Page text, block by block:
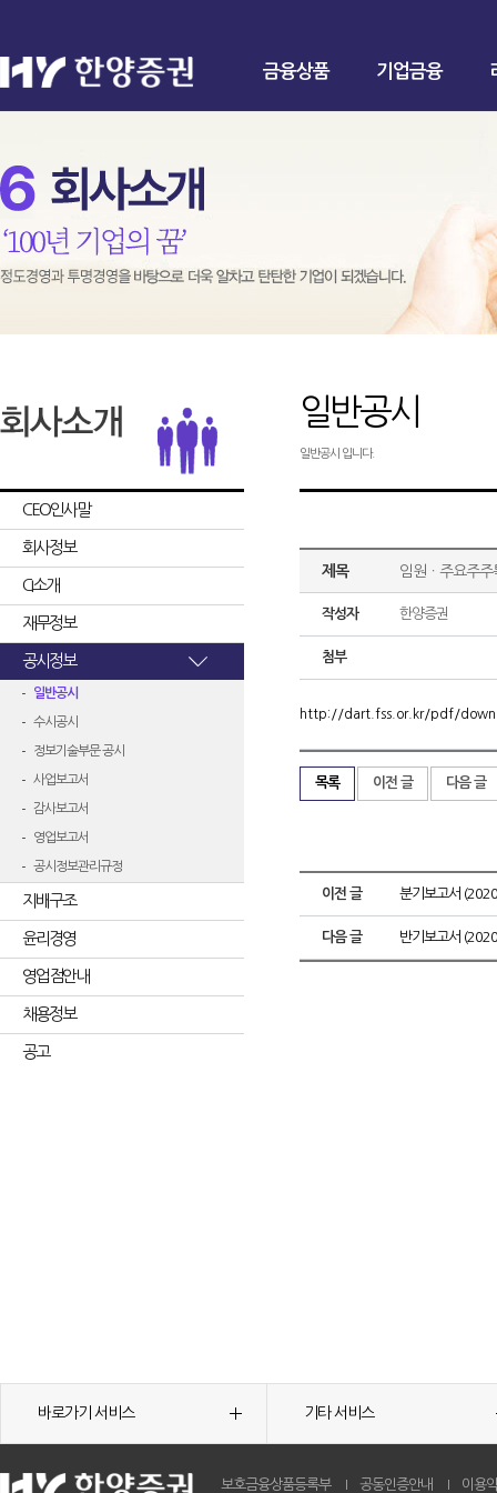
금융상품 기업금융
CEO인사말
회사정보
CI소개
재무정보
공시정보
일반공시
수시공시
정보기술부문 공시
사업보고서
감사보고서
영업보고서
공시정보관리규정
지배구조
윤리경영
영업점안내
채용정보
공고
일반공시
일반공시 입니다.
제목 임원ㆍ주요주
작성자 한양증권
첨부
http://dart.fss.or.kr/pdf/
목록 이전 글 다음 글
이전 글 분기보고서
다음 글 반기보고서
바로가기 서비스 기타 서비스
보호금융상품등록부 공동인증안내 이용